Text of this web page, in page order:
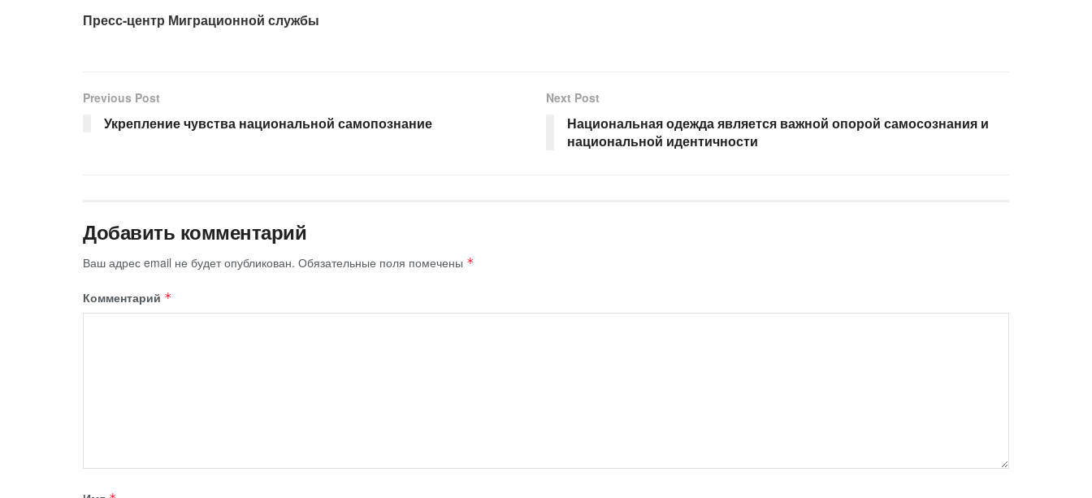
Пресс-центр Миграционной службы
Previous Post
Укрепление чувства национальной самопознание
Next Post
Национальная одежда является важной опорой самосознания и
национальной идентичности
Добавить комментарий
Ваш адрес email не будет опубликован. Обязательные поля помечены *
Комментарий *